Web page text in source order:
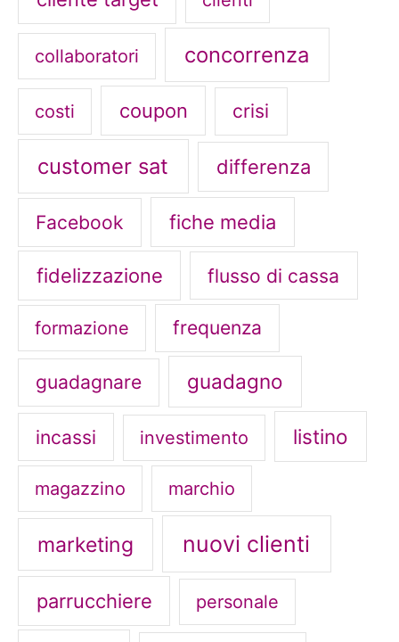
collaboratori concorrenza
costi coupon crisi
customer sat differenza
Facebook fiche media
fidelizzazione flusso di cassa
formazione frequenza
guadagnare guadagno
incassi investimento listino
magazzino marchio
marketing nuovi clienti
parrucchiere personale